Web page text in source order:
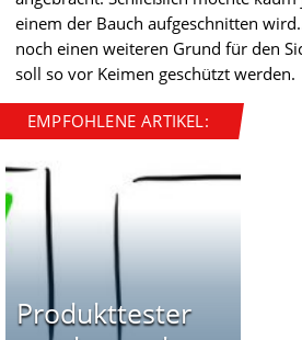
einem der Bauch aufgeschnitten
noch einen weiteren Grund für den
soll so vor Keimen geschützt werden.
EMPFOHLENE ARTIKEL:
Produkttester